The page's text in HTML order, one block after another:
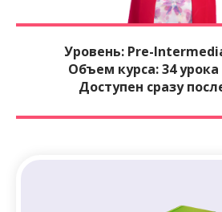
Уровень: Pre-
Объем курса: 34
Доступен сразу